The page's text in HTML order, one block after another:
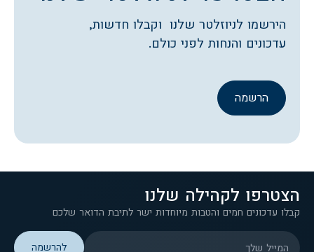
הירשמו לניוזלטר שלנו וקבלו חדשות,
עדכונים והנחות לפני כולם.
הרשמה
הצטרפו לקהילה שלנו
קבלו עדכונים חמים והטבות מיוחדות ישר לתיבת הדואר שלכם
המייל שלך